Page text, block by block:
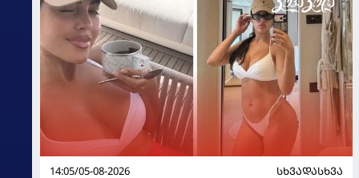
14:05/05-08-2026
ᲡᲮᲕᲐᲓᲐᲡᲮᲕᲐ